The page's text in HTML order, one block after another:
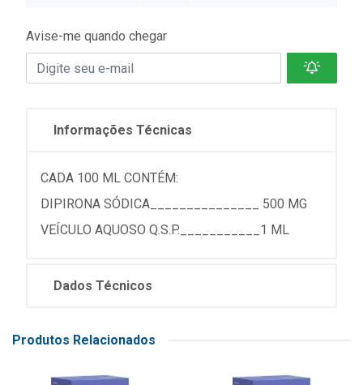
Avise-me quando chegar
Informações Técnicas
CADA 100 ML CONTÉM:
DIPIRONA SÓDICA_______________ 500 MG
VEÍCULO AQUOSO Q.S.P.___________1 ML
Dados Técnicos
Produtos Relacionados